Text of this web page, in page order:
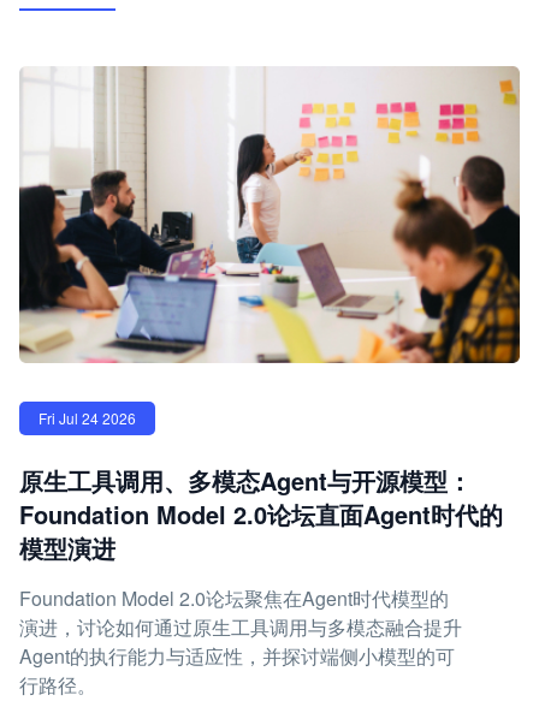
Fri Jul 24 2026
原生工具调用、多模态Agent与开源模型：
Foundation Model 2.0论坛直面Agent时代的
模型演进
Foundation Model 2.0论坛聚焦在Agent时代模型的
演进，讨论如何通过原生工具调用与多模态融合提升
Agent的执行能力与适应性，并探讨端侧小模型的可
行路径。